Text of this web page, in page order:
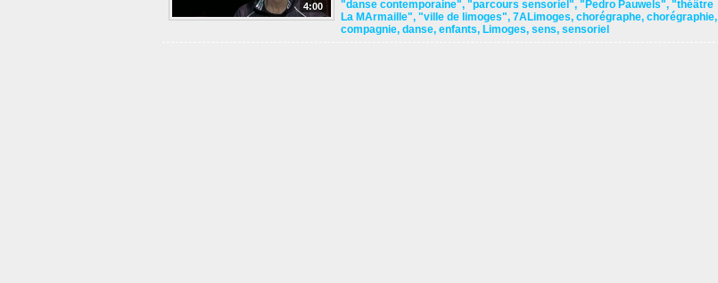
4:00
"danse contemporaine", "parcours sensoriel", "Pedro Pauwels", "théâtre
La MArmaille", "ville de limoges", 7ALimoges, chorégraphe, chorégraphie,
compagnie, danse, enfants, Limoges, sens, sensoriel